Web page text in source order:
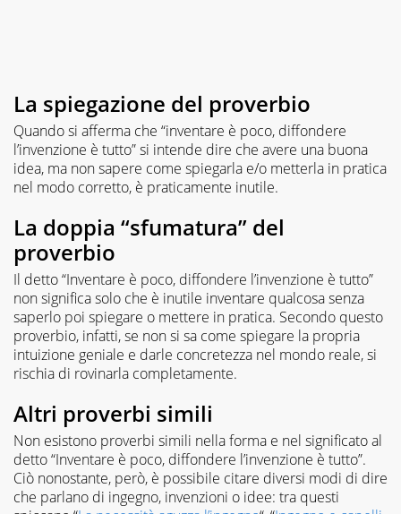
La spiegazione del proverbio
Quando si afferma che “inventare è poco, diffondere
l’invenzione è tutto” si intende dire che avere una buona
idea, ma non sapere come spiegarla e/o metterla in pratica
nel modo corretto, è praticamente inutile.
La doppia “sfumatura” del
proverbio
Il detto “Inventare è poco, diffondere l’invenzione è tutto”
non significa solo che è inutile inventare qualcosa senza
saperlo poi spiegare o mettere in pratica. Secondo questo
proverbio, infatti, se non si sa come spiegare la propria
intuizione geniale e darle concretezza nel mondo reale, si
rischia di rovinarla completamente.
Altri proverbi simili
Non esistono proverbi simili nella forma e nel significato al
detto “Inventare è poco, diffondere l’invenzione è tutto”.
Ciò nonostante, però, è possibile citare diversi modi di dire
che parlano di ingegno, invenzioni o idee: tra questi